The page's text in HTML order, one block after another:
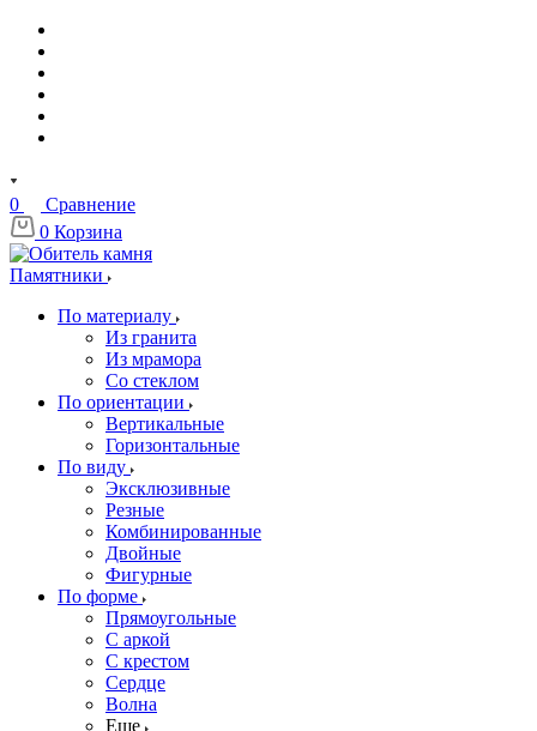
0
Сравнение
0 Корзина
Памятники
По материалу
Из гранита
Из мрамора
Со стеклом
По ориентации
Вертикальные
Горизонтальные
По виду
Эксклюзивные
Резные
Комбинированные
Двойные
Фигурные
По форме
Прямоугольные
С аркой
С крестом
Сердце
Волна
Еще